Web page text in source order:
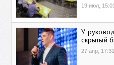
19 июл, 15:01
У
скрытый
27 апр, 17:31